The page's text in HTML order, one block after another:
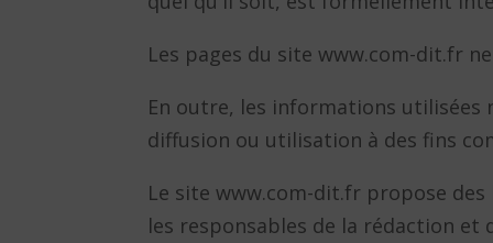
Les pages du site www.com-dit.fr
En outre, les informations utilisées
diffusion ou utilisation à des fins
Le site www.com-dit.fr propose
les responsables de la rédaction et